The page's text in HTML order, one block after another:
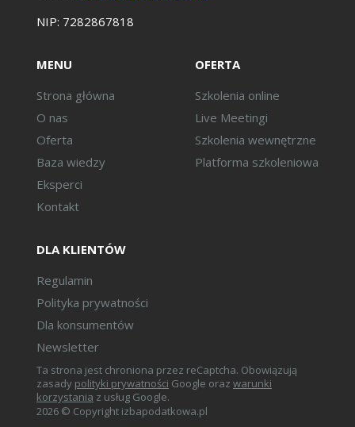
NIP: 7282867818
MENU
Strona główna
O nas
Oferta
Baza wiedzy
Eksperci
Kontakt
OFERTA
Szkolenia online
Live Meetingi
Szkolenia wewnętrzne
Platforma szkoleniowa
DLA KLIENTÓW
Regulamin
Polityka prywatności
Dla konsumentów
Newsletter
Ta strona jest chroniona przez reCaptcha. Obowiązują
zasady polityki prywatności Google oraz warunki
korzystania z usług Google.
2026 © Copyright izbapodatkowa.pl